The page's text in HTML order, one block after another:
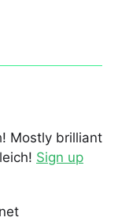
Mostly brilliant
Sign up